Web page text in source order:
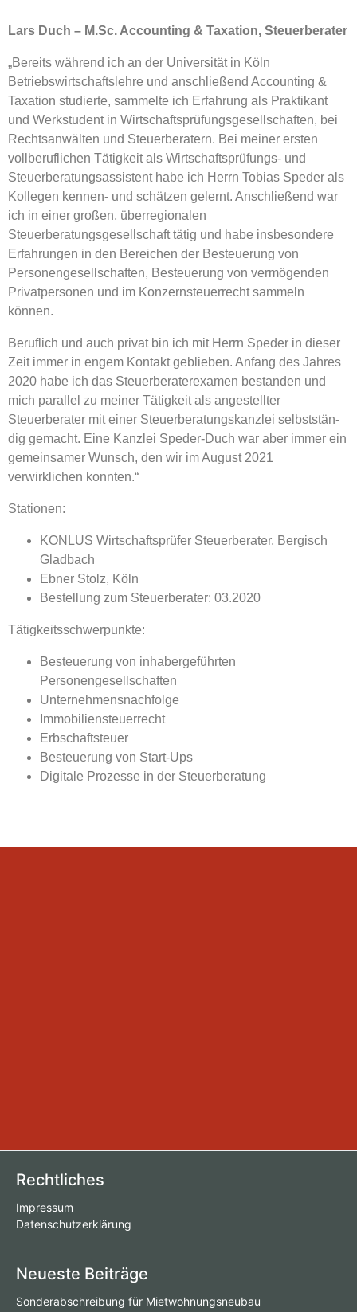
Lars Duch – M.Sc. Accounting & Taxation, Steuerberater
„Bereits während ich an der Universität in Köln
Betriebswirtschaftslehre und anschließend Accounting &
Taxation studierte, sammelte ich Erfahrung als Praktikant
und Werkstudent in Wirtschaftsprüfungsgesellschaften, bei
Rechtsanwälten und Steuerberatern. Bei meiner ersten
vollberuflichen Tätigkeit als Wirtschaftsprüfungs- und
Steuerberatungsassistent habe ich Herrn Tobias Speder als
Kollegen kennen- und schätzen gelernt. Anschließend war
ich in einer großen, überregionalen
Steuerberatungsgesellschaft tätig und habe insbesondere
Erfahrungen in den Bereichen der Besteuerung von
Personengesellschaften, Besteuerung von vermögenden
Privatpersonen und im Konzernsteuerrecht sammeln
können.
Beruflich und auch privat bin ich mit Herrn Speder in dieser
Zeit immer in engem Kontakt geblieben. Anfang des Jahres
2020 habe ich das Steuerberaterexamen bestanden und
mich parallel zu meiner Tätigkeit als angestellter
Steuerberater mit einer Steuerberatungskanzlei selbststän­
dig gemacht. Eine Kanzlei Speder-Duch war aber immer ein
gemeinsamer Wunsch, den wir im August 2021
verwirklichen konnten.“
Stationen:
KONLUS Wirtschaftsprüfer Steuerberater, Bergisch
Gladbach
Ebner Stolz, Köln
Bestellung zum Steuerberater: 03.2020
Tätigkeitsschwerpunkte:
Besteuerung von inhabergeführten
Personengesellschaften
Unternehmensnachfolge
Immobiliensteuerrecht
Erbschaftsteuer
Besteuerung von Start-Ups
Digitale Prozesse in der Steuerberatung
Rechtliches
Impressum
Datenschutzerklärung
Neueste Beiträge
Sonderabschreibung für Mietwohnungsneubau